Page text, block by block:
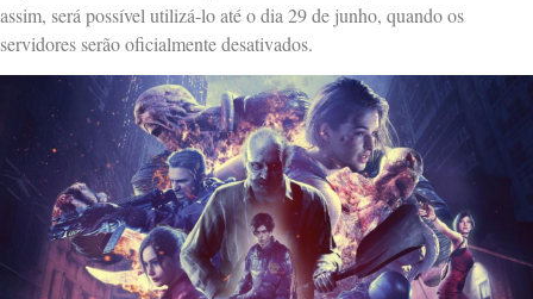
assim, será possível utilizá-lo até o dia 29 de junho, quando os
servidores serão oficialmente desativados.